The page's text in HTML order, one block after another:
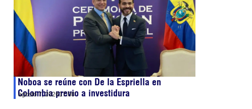
Noboa se reúne con De la Espriella en
Colombia previo a investidura
agosto 7, 202617:08